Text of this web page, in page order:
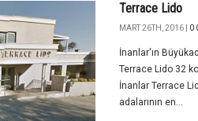
Terrace Lido
MART 26TH, 2016 | 0
İnanlar'ın
Terrace Lido 32
İnanlar Terrace
adalarının en...